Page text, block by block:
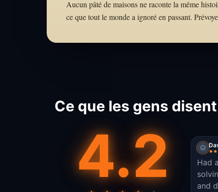
Aucun pâté de maisons ne raconte la même
ce que tout le monde a ignoré en passant.
Ce que les gens
4.2
Had
and